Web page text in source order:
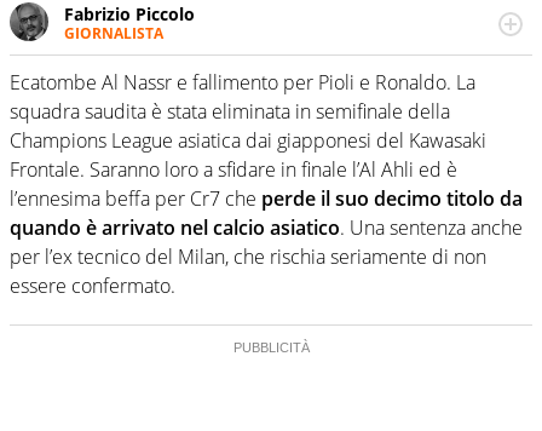
Fabrizio Piccolo
GIORNALISTA
Nella sua carriera ha seguito numerose manifestazioni
sportive e collaborato con agenzie e testate. Esperienza,
competenza, conoscenza e memoria storica. Si occupa
prevalentemente di calcio
Ecatombe Al Nassr e fallimento per Pioli e Ronaldo. La
squadra saudita è stata eliminata in semifinale della
Champions League asiatica dai giapponesi del Kawasaki
Frontale. Saranno loro a sfidare in finale l’Al Ahli ed è
l’ennesima beffa per Cr7 che perde il suo decimo titolo da
quando è arrivato nel calcio asiatico. Una sentenza anche
per l’ex tecnico del Milan, che rischia seriamente di non
essere confermato.